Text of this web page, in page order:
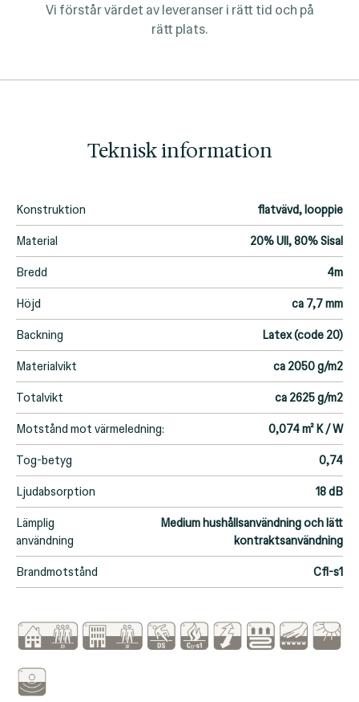
Vi förstår värdet av leveranser i rätt tid och på
rätt plats.
Teknisk information
Konstruktion flatvävd, looppie
Material 20% Ull, 80% Sisal
Bredd 4m
Höjd ca 7,7 mm
Backning Latex (code 20)
Materialvikt ca 2050 g/m2
Totalvikt ca 2625 g/m2
Motstånd mot värmeledning: 0,074 m² K / W
Tog-betyg 0,74
Ljudabsorption 18 dB
Lämplig
användning
Medium hushållsanvändning och lätt
kontraktsanvändning
Brandmotstånd Cfl-s1